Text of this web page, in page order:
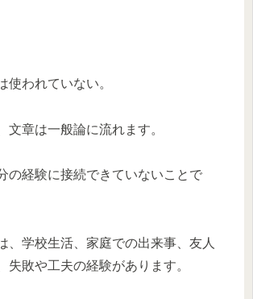
使われていない。
文章は一般論に流れます。
の経験に接続できていないことで
、学校生活、家庭での出来事、友人
失敗や工夫の経験があります。